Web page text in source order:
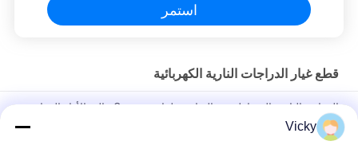
استمر
قطع غيار الدراجات النارية الكهربائية
الدراجة النارية المغناطيسية القياسية لفائف Comp عالية الأداء الدراجة
النارية قطع كهربائية KRF
Vicky